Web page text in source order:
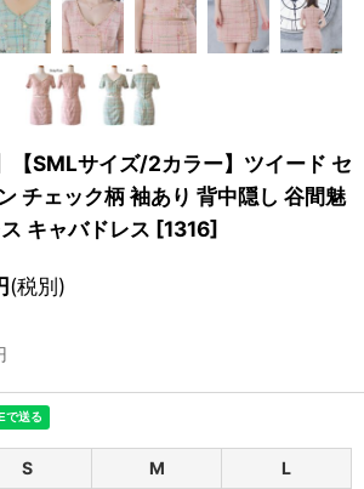
【SMLサイズ/2カラー】ツイード セ
チェック柄 袖あり 背中隠し 谷間魅
キャバドレス [1316]
(税別)
S M L